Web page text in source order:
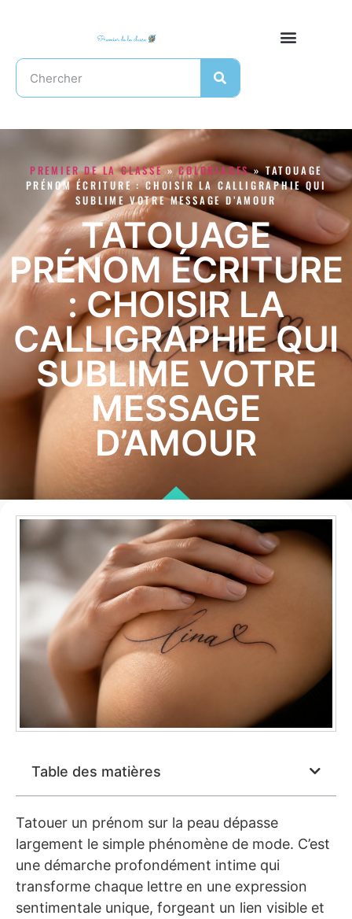
PREMIER DE LA CLASSE»COLORIAGES»TATOUAGE
PRÉNOM ÉCRITURE : CHOISIR LA CALLIGRAPHIE QUI
SUBLIME VOTRE MESSAGE D’AMOUR
TATOUAGE
PRÉNOM ÉCRITURE
: CHOISIR LA
CALLIGRAPHIE QUI
SUBLIME VOTRE
MESSAGE
D’AMOUR
Table des matières
Tatouer un prénom sur la peau dépasse
largement le simple phénomène de mode. C’est
une démarche profondément intime qui
transforme chaque lettre en une expression
sentimentale unique, forgeant un lien visible et